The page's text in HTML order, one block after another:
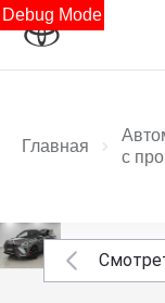
Debug Mode
Главная
с